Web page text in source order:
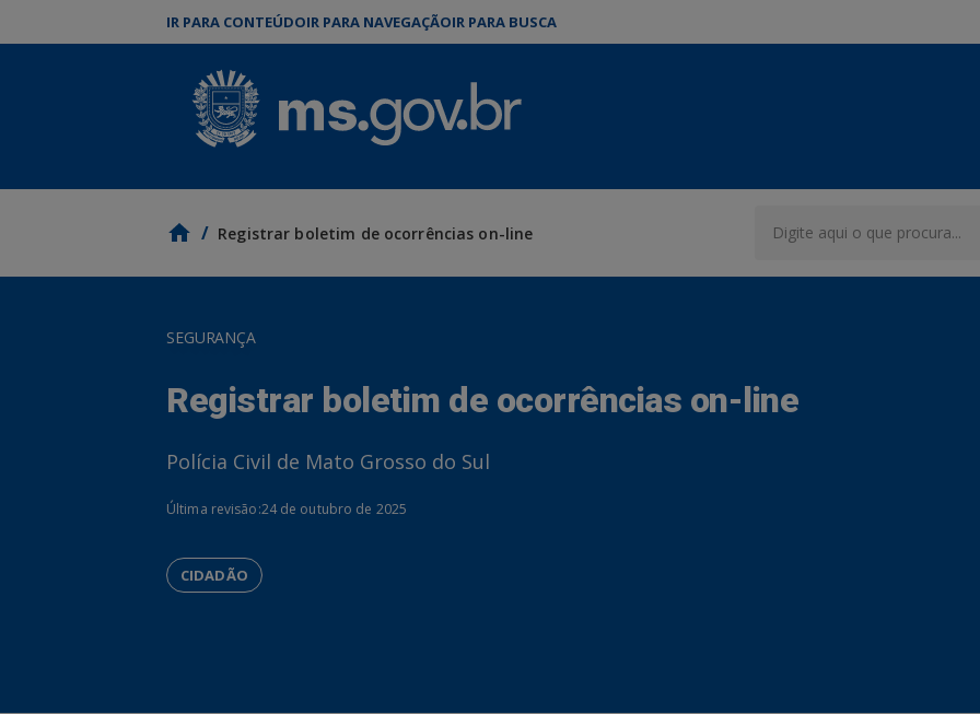
IR PARA CONTEÚDOIR PARA NAVEGAÇÃOIR PARA BUSCA
/ Registrar boletim de ocorrências on-line
SEGURANÇA
Registrar boletim de ocorrências on-line
Polícia Civil de Mato Grosso do Sul
Última revisão:24 de outubro de 2025
CIDADÃO